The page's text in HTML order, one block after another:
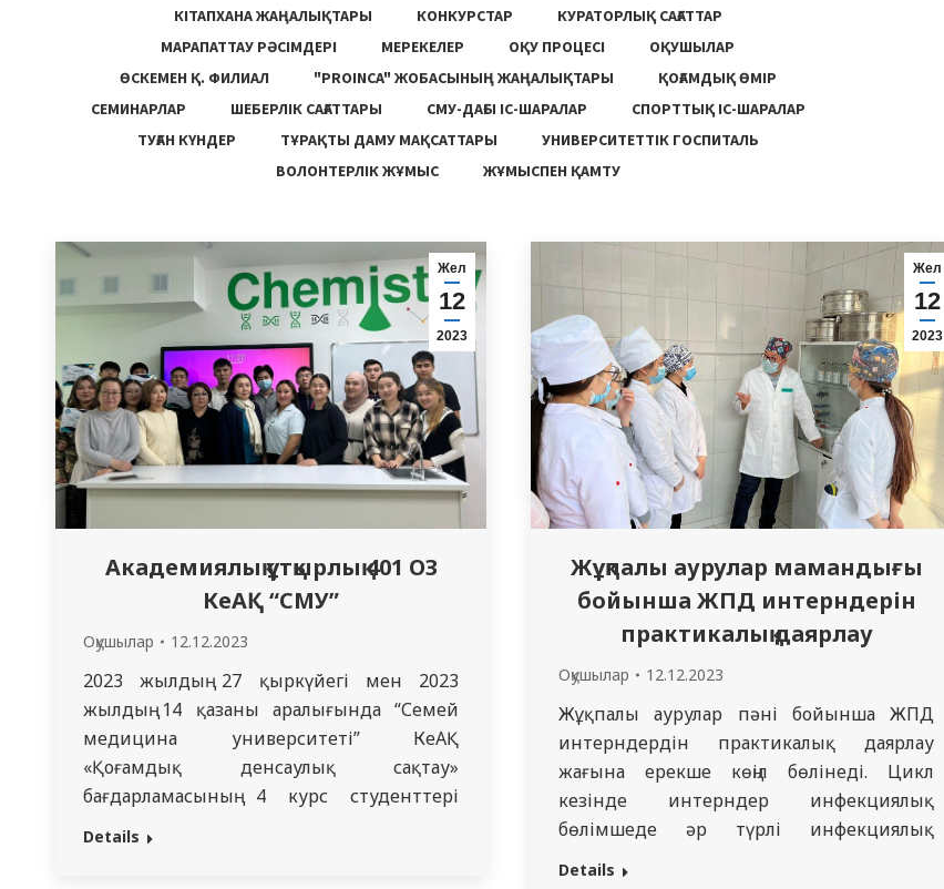
КІТАПХАНА ЖАҢАЛЫҚТАРЫ
КОНКУРСТАР
КУРАТОРЛЫҚ САҒАТТАР
МАРАПАТТАУ РӘСІМДЕРІ
МЕРЕКЕЛЕР ОҚУ ПРОЦЕСІ
ОҚУШЫЛАР
ӨСКЕМЕН Қ. ФИЛИАЛ
"PROINCA" ЖОБАСЫНЫҢ ЖАҢАЛЫҚТАРЫ
ҚОҒАМДЫҚ ӨМІР
СЕМИНАРЛАР
ШЕБЕРЛІК САҒАТТАРЫ СМУ-ДАҒЫ ІС-ШАРАЛАР
СПОРТТЫҚ ІС-ШАРАЛАР
ТУҒАН КҮНДЕР
ТҰРАҚТЫ ДАМУ МАҚСАТТАРЫ
УНИВЕРСИТЕТТІК ГОСПИТАЛЬ
ВОЛОНТЕРЛІК ЖҰМЫС
ЖҰМЫСПЕН ҚАМТУ
Жел
12
2023
Академиялық ұтқырлық 401 ОЗ
КеАҚ “СМУ”
Оқушылар 12.12.2023
2023 жылдың 27 қыркүйегі мен 2023
жылдың 14 қазаны аралығында “Семей
медицина университеті” КеАҚ
«Қоғамдық денсаулық сақтау»
бағдарламасының 4 курс студенттері
академиялық ұтқырлық аясында “Астана
Details
Жел
12
2023
Жұқпалы аурулар мамандығы
бойынша ЖПД интерндерін
практикалық даярлау
Оқушылар 12.12.2023
Жұқпалы аурулар пәні бойынша ЖПД
интерндердін практикалық даярлау
жағына ерекше көңіл бөлінеді. Цикл
кезінде интерндер инфекциялық
бөлімшеде әр түрлі инфекциялық
патологиясы бар науқастарды
Details